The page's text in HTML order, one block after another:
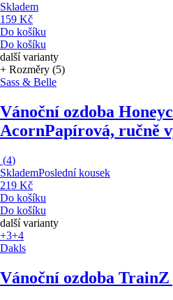
Skladem
159 Kč
Do košíku
Do košíku
další varianty
+ Rozměry (5)
Sass & Belle
Vánoční ozdoba
AcornPapírová, ručně
(4)
SklademPoslední kousek
219 Kč
Do košíku
Do košíku
další varianty
+3+4
Dakls
Vánoční ozdoba TrainZ